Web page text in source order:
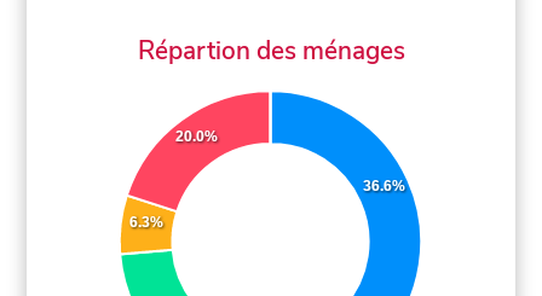
Répartion des ménages
36.6%
6.3%
20.0%